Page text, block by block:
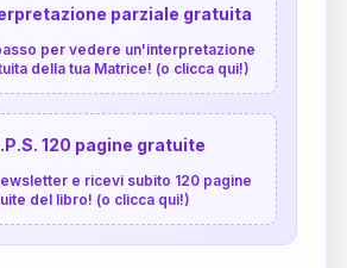
parziale gratuita
per vedere un'interpretazione
della tua Matrice! (o clicca qui!)
120 pagine gratuite
e ricevi subito 120 pagine
del libro! (o clicca qui!)